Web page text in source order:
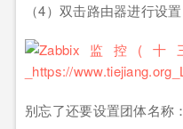
（4）双击路由器进行设置
别忘了还要设置团体名称：